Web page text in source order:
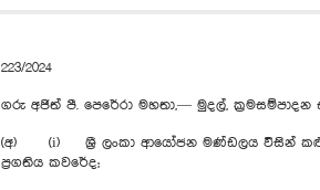
223/2024
ගරු අජිත් පී. පෙරේරා මහතා,— මුදල්,
(අ) (i) ශ්‍රී ලංකා ආයෝජන මණ්ඩලය විසින් කළුතර
ප්‍රගතිය කවරේද;